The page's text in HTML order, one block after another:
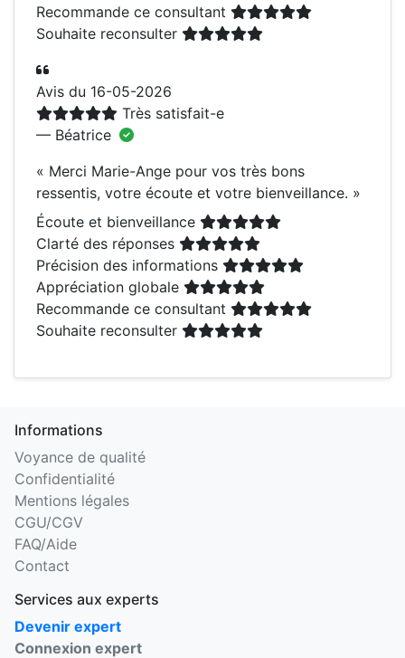
Recommande ce consultant
Souhaite reconsulter
Avis du 16-05-2026
Très satisfait-e
— Béatrice
« Merci Marie-Ange pour vos très bons
ressentis, votre écoute et votre bienveillance. »
Écoute et bienveillance
Clarté des réponses
Précision des informations
Appréciation globale
Recommande ce consultant
Souhaite reconsulter
Informations
Voyance de qualité
Confidentialité
Mentions légales
CGU/CGV
FAQ/Aide
Contact
Services aux experts
Devenir expert
Connexion expert